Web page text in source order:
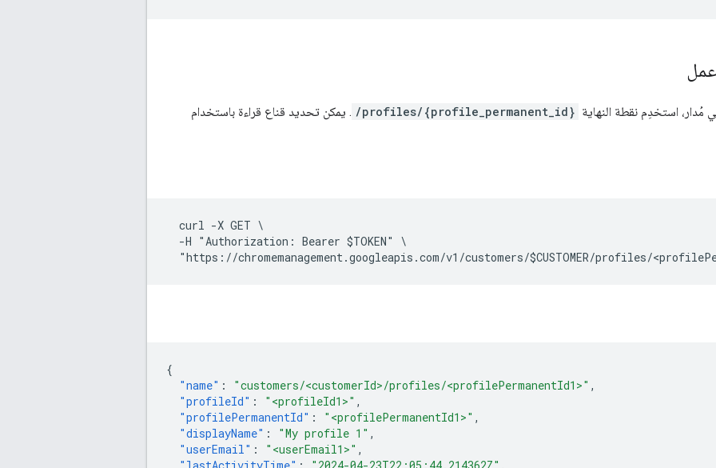
استخدِم نقطة النهاية /profiles/{profile_permanent_id} . يمكن تحديد قناع قراءة باستخدام
  curl -X GET \
  -H "Authorization: Bearer $TOKEN" \
{
"name" : "customers/<customerId>/profiles/<profilePermanentId1>" ,
"profileId" : "<profileId1>" ,
"profilePermanentId" : "<profilePermanentId1>" ,
"displayName" : "My profile 1" ,
"userEmail" : "<userEmail1>" ,